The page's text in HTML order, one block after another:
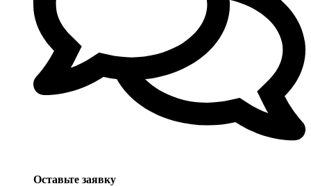
Оставьте заявку